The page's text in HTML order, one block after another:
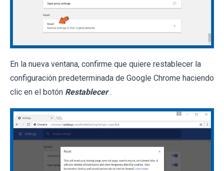
En la nueva ventana, confirme que quiere restablecer la
configuración predeterminada de Google Chrome haciendo
clic en el botón Restablecer .